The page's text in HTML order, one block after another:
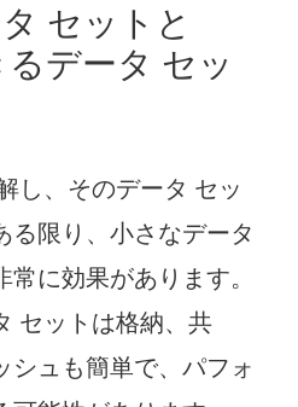
セットと
データ セッ
し、そのデータ セッ
る限り、小さなデータ
に効果があります。
セットは格納、共
シュも簡単で、パフォ